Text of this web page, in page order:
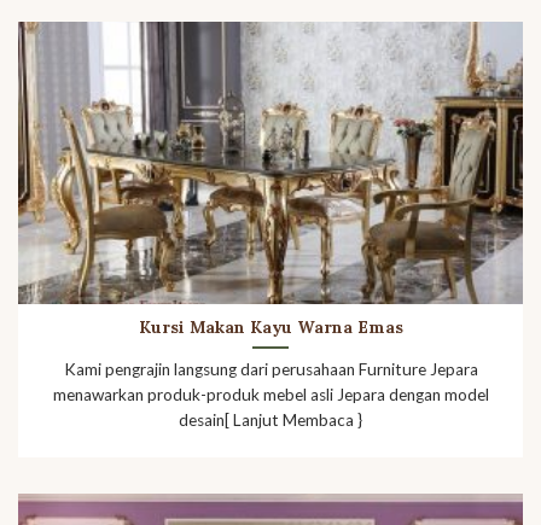
Kursi Makan Kayu Warna Emas
Kami pengrajin langsung dari perusahaan Furniture Jepara
menawarkan produk-produk mebel asli Jepara dengan model
desain[ Lanjut Membaca }